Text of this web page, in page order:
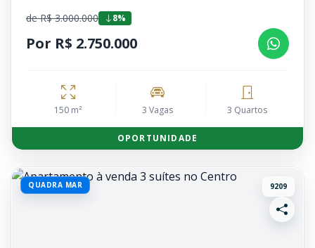
de R$ 3.000.000 8%
Por R$ 2.750.000
150 m² 3 Vagas 3 Quartos
OPORTUNIDADE
QUADRA MAR 9209